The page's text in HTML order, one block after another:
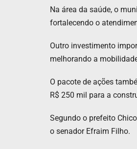
Na área da saúde, o
fortalecendo o
Outro investimento
melhorando a
O pacote de ações
R$ 250 mil para a
Segundo o prefeito
o senador Efraim Filho.